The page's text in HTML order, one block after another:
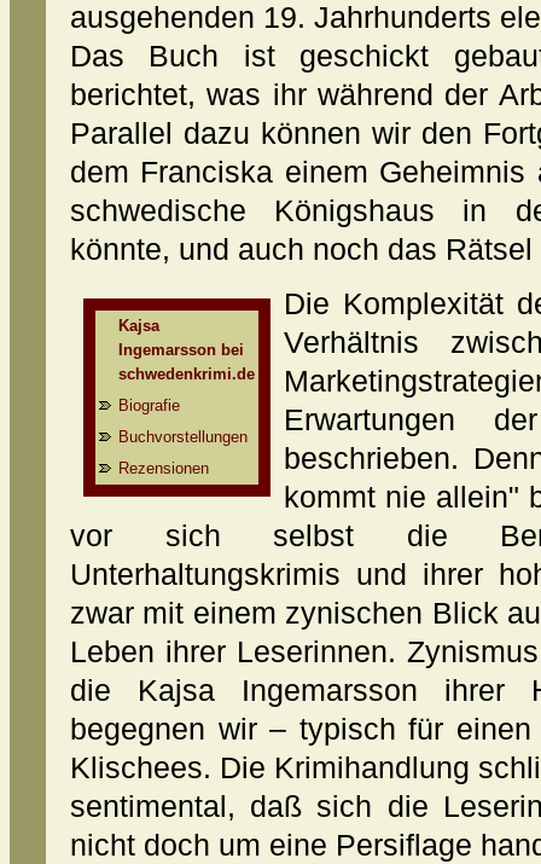
ausgehenden 19. Jahrhunderts
Das Buch ist geschickt
berichtet, was ihr während der
Parallel dazu können wir den
dem Franciska einem
schwedische Königshaus in
könnte, und auch noch das
Kajsa
Ingemarsson bei
schwedenkrimi.de
Biografie
Buchvorstellungen
Rezensionen
Die Komplexität
Verhältnis
Erwartungen
beschrieben.
kommt nie allein"
vor sich selbst die
Unterhaltungskrimis und ihrer
zwar mit einem zynischen Blick
Leben ihrer Leserinnen.
die Kajsa Ingemarsson ihrer
begegnen wir – typisch für
Klischees. Die Krimihandlung
sentimental, daß sich die
nicht doch um eine Persiflage